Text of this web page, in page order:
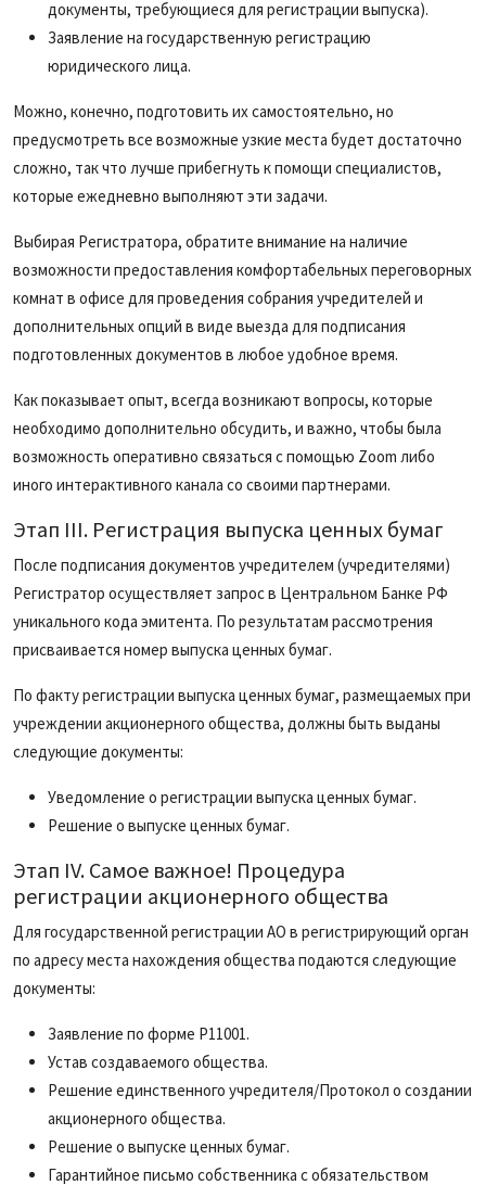
документы, требующиеся для регистрации выпуска).
Заявление на государственную регистрацию
юридического лица.
Можно, конечно, подготовить их самостоятельно, но
предусмотреть все возможные узкие места будет достаточно
сложно, так что лучше прибегнуть к помощи специалистов,
которые ежедневно выполняют эти задачи.
Выбирая Регистратора, обратите внимание на наличие
возможности предоставления комфортабельных переговорных
комнат в офисе для проведения собрания учредителей и
дополнительных опций в виде выезда для подписания
подготовленных документов в любое удобное время.
Как показывает опыт, всегда возникают вопросы, которые
необходимо дополнительно обсудить, и важно, чтобы была
возможность оперативно связаться с помощью Zoom либо
иного интерактивного канала со своими партнерами.
Этап III. Регистрация выпуска ценных бумаг
После подписания документов учредителем (учредителями)
Регистратор осуществляет запрос в Центральном Банке РФ
уникального кода эмитента. По результатам рассмотрения
присваивается номер выпуска ценных бумаг.
По факту регистрации выпуска ценных бумаг, размещаемых при
учреждении акционерного общества, должны быть выданы
следующие документы:
Уведомление о регистрации выпуска ценных бумаг.
Решение о выпуске ценных бумаг.
Этап IV. Самое важное! Процедура
регистрации акционерного общества
Для государственной регистрации АО в регистрирующий орган
по адресу места нахождения общества подаются следующие
документы:
Заявление по форме P11001.
Устав создаваемого общества.
Решение единственного учредителя/Протокол о создании
акционерного общества.
Решение о выпуске ценных бумаг.
Гарантийное письмо собственника с обязательством